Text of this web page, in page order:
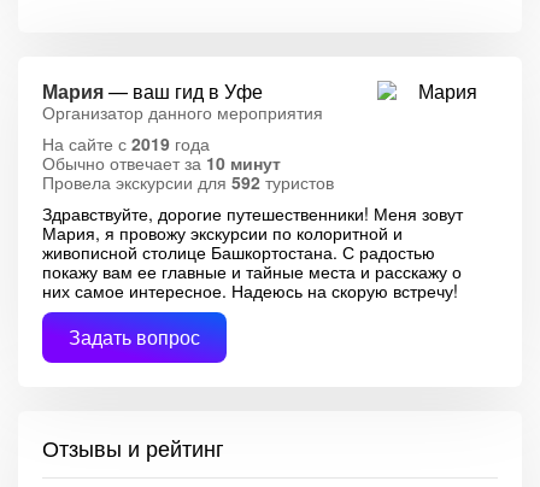
Мария— ваш гид в Уфе
Организатор данного мероприятия
На сайте с 2019 года
Обычно отвечает за 10 минут
Провела экскурсии для 592 туристов
Здравствуйте, дорогие путешественники! Меня зовут
Мария, я провожу экскурсии по колоритной и
живописной столице Башкортостана. С радостью
покажу вам ее главные и тайные места и расскажу о
них самое интересное. Надеюсь на скорую встречу!
Задать вопрос
Отзывы и рейтинг